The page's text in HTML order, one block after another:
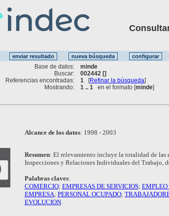
Consultar
Base de datos:
minde
Buscar:
002442 []
Referencias encontradas:
1 [Refinar la búsqueda]
Mostrando:
1 .. 1 en el formato [minde]
Alcance de los datos: 1998 - 2003
Resumen: El relevamiento incluye la totalidad de las
Inspecciones y Relaciones Individuales del Trabajo,
Palabras claves:
COMERCIO; EMPRESAS DE SERVICIOS;
EMPRESA; PERSONAL OCUPADO;
EVOLUCION.